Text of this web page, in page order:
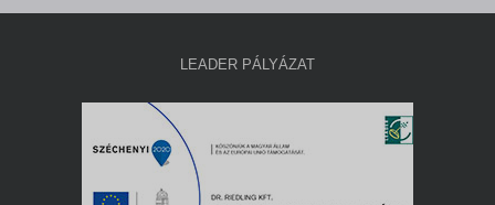
LEADER PÁLYÁZAT